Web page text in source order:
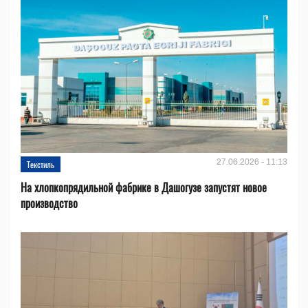
Текстиль 27.06.2026 - 11:13
На хлопкопрядильной фабрике в Дашогузе запустят новое
производство